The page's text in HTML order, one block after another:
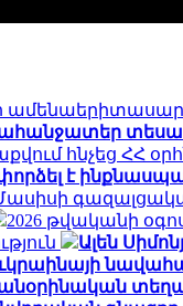
հնչեց ՀՀ
է
2026 թվականի
Ալեն
անօրինական